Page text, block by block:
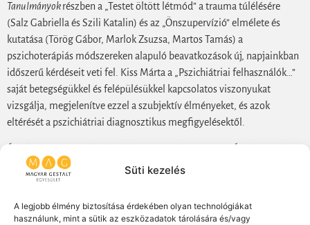
Süti kezelés
A legjobb élmény biztosítása érdekében olyan technológiákat
használunk, mint a sütik az eszközadatok tárolására és/vagy
Tanulmányokrészben a „Testet öltött létmód” a trauma túlélésére
(Salz Gabriella és Szili Katalin) és az „Önszupervízió” elmélete és
kutatása (Törög Gábor, Marlok Zsuzsa, Martos Tamás) a
pszichoterápiás módszereken alapuló beavatkozások új, napjainkban
időszerű kérdéseit veti fel. Kiss Márta a „Pszichiátriai felhasználók…”
saját betegségükkel és felépülésükkel kapcsolatos viszonyukat
vizsgálja, megjelenítve ezzel a szubjektív élményeket, és azok
eltérését a pszichiátriai diagnosztikus megfigyelésektől.
rovatban Árkovits Amaryl DREAM módszer szerint folytatott „Kinga
esete” ismertetéséhez jungi analízis (Szautner Erika), DREAM (Krékits
a hozzászólások. Nemcsak érdekes, de izgalmas is követni, hogy a